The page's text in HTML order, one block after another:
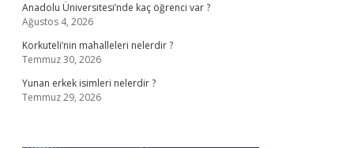
Anadolu Üniversitesi’nde kaç öğrenci var ?
Ağustos 4, 2026
Korkuteli’nin mahalleleri nelerdir ?
Temmuz 30, 2026
Yunan erkek isimleri nelerdir ?
Temmuz 29, 2026